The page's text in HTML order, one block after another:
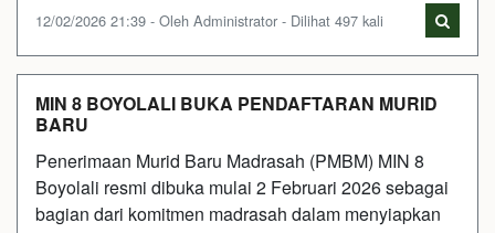
12/02/2026 21:39 - Oleh Administrator - Dilihat 497 kali
MIN 8 BOYOLALI BUKA PENDAFTARAN MURID
BARU
Penerimaan Murid Baru Madrasah (PMBM) MIN 8
Boyolali resmi dibuka mulai 2 Februari 2026 sebagai
bagian dari komitmen madrasah dalam menyiapkan